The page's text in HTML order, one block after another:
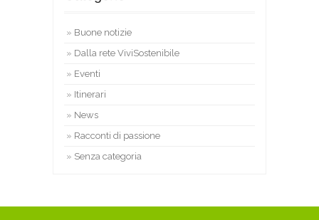
Buone notizie
Dalla rete ViviSostenibile
Eventi
Itinerari
News
Racconti di passione
Senza categoria